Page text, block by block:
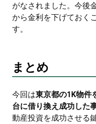
がなされました。今後
から金利を下げておく
す。
まとめ
今回は東京都の1K物件
台に借り換え成功した
動産投資を成功させる